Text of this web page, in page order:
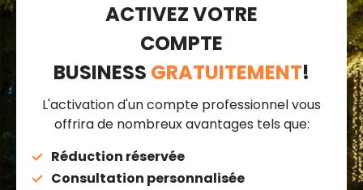
ACTIVEZ VOTRE
COMPTE
BUSINESS GRATUITEMENT!
L'activation d'un compte professionnel vous
offrira de nombreux avantages tels que:
Réduction réservée
Consultation personnalisée